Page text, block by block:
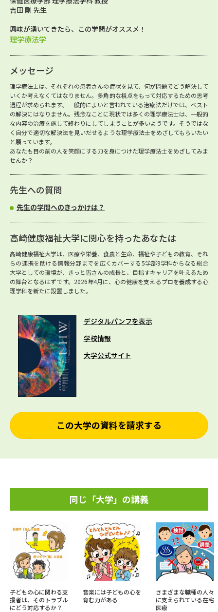
吉田 剛 先生
興味が湧いてきたら、この学問がオススメ！
理学療法学
メッセージ
理学療法士は、それぞれの患者さんの症状を見て、何が問題でどう解決して
いくか考えなくてはなりません。多角的な視点をもって対応するための思考
過程が求められます。一般的によいと言われている治療法だけでは、ベスト
の解決にはなりません。残念なことに現状では多くの理学療法士は、一般的
な内容の治療を施して終わりにしてしまうことが多いようです。そうではな
く自分で適切な解決法を見いだせるような理学療法士をめざしてもらいたい
と願っています。
あなたも目の前の人を笑顔にする力を身につけた理学療法士をめざしてみま
せんか？
先生への質問
先生の学問へのきっかけは？
高崎健康福祉大学に関心を持ったあなたは
高崎健康福祉大学は、医療や栄養、食農と生命、福祉や子どもの教育、それ
らの連携を助ける情報分野までを広くカバーする5学部9学科からなる総合
大学としての環境が、きっと皆さんの成長と、目指すキャリアを叶えるため
の舞台となるはずです。2026年4月に、心の健康を支えるプロを養成する心
理学科を新たに設置しました。
デジタルパンフを表示
学校情報
大学公式サイト
この大学の資料を請求する
同じ「大学」の講義
子どもの心に関わる支
援者は、そのトラブル
にどう対応するか？
音楽には子どもの心を
育む力がある
さまざまな職種の人々
に支えられている在宅
医療